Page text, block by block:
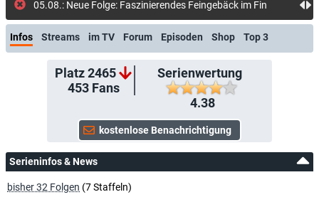
Infos Streams im TV Forum Episoden Shop Top 3
Platz 2465
453Fans
Serienwertung
4.38
Serieninfos & News
bisher 32 Folgen (7 Staffeln)